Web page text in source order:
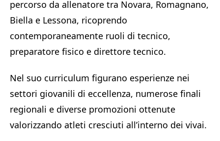
percorso da allenatore tra Novara, Romagnano,
Biella e Lessona, ricoprendo
contemporaneamente ruoli di tecnico,
preparatore fisico e direttore tecnico.
Nel suo curriculum figurano esperienze nei
settori giovanili di eccellenza, numerose finali
regionali e diverse promozioni ottenute
valorizzando atleti cresciuti all’interno dei vivai.